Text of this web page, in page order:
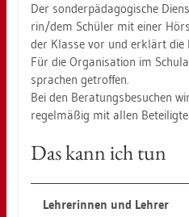
Der son­der­päd­ago­gi­sche
rin/dem Schü­ler mit einer
der Klas­se vor und er­klärt die
Für die Or­ga­ni­sa­ti­on im
spra­chen ge­trof­fen.
Bei den Be­ra­tungs­be­su­chen
re­gel­mä­ßig mit allen
Das kann ich tun
Leh­re­rin­nen und Leh­rer